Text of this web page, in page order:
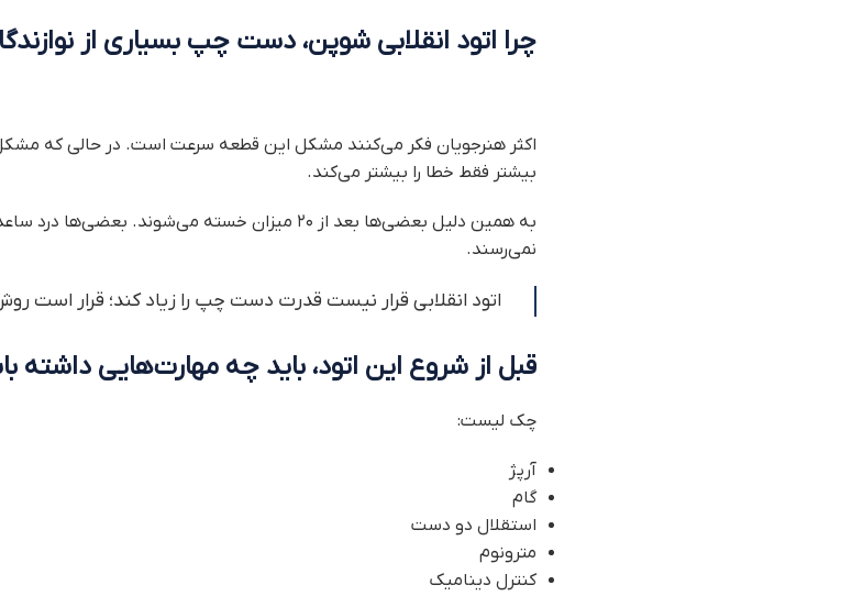
چرا اتود انقلابی شوپن، دست چپ بسیاری از
اکثر هنرجویان فکر می‌کنند مشکل این قطعه سرعت است. در حالی که
بیشتر فقط خطا را بیشتر می‌کند.
به همین دلیل بعضی‌ها بعد از ۲۰ میزان خسته
نمی‌رسند.
اتود انقلابی قرار نیست قدرت دست چپ را زیاد کند؛ قرار است
قبل از شروع این اتود، باید چه مهارت‌هایی داشته
چک لیست:
آرپژ
گام
استقلال دو دست
مترونوم
کنترل دینامیک